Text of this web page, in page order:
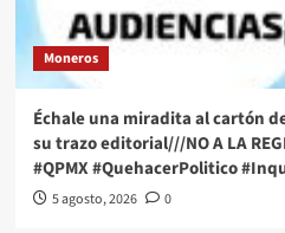
Moneros
Échale una miradita al cartón
su trazo editorial///NO A LA
#QPMX #QuehacerPolitico
5 agosto, 2026 0